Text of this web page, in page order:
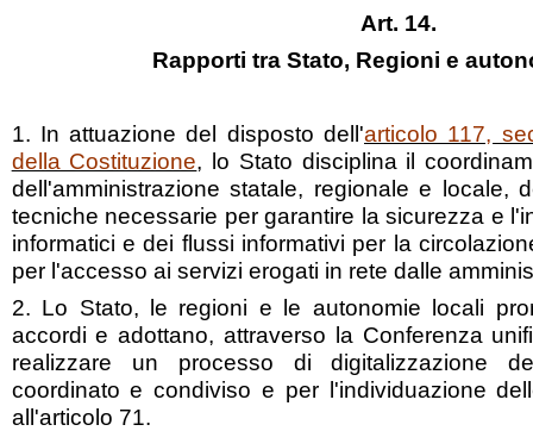
Art. 14.
Rapporti tra Stato, Regioni e
1. In attuazione del disposto dell'articolo 117,
della Costituzione, lo Stato disciplina il
dell'amministrazione statale, regionale e locale,
tecniche necessarie per garantire la sicurezza e
informatici e dei flussi informativi per la
per l'accesso ai servizi erogati in rete dalle
2. Lo Stato, le regioni e le autonomie locali
accordi e adottano, attraverso la Conferenza
realizzare un processo di digitalizzazione
coordinato e condiviso e per l'individuazione
all'articolo 71.